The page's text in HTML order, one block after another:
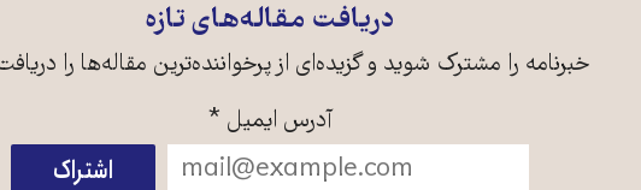
دریافت مقاله‌های تازه
خبرنامه را مشترک شوید و گزیده‌ای از پرخواننده‌ترین مقاله‌ها را
آدرس ایمیل *